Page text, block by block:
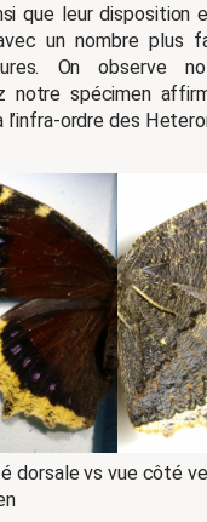
que leur disposition
un nombre plus
On observe
notre spécimen
ordre des
dorsale vs vue côté